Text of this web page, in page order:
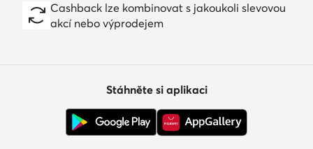
Cashback lze kombinovat s jakoukoli slevovou
akcí nebo výprodejem
Stáhněte si aplikaci